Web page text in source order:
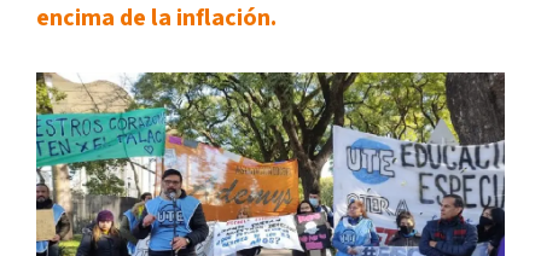
encima de la inflación.